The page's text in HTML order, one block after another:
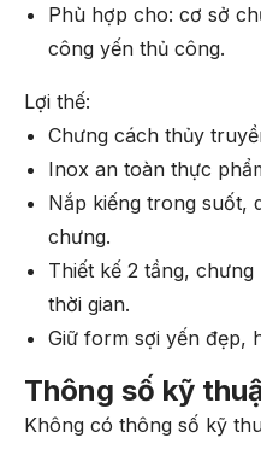
Phù hợp cho: cơ sở
công yến thủ công.
Lợi thế:
Chưng cách thủy
Inox an toàn thực
Nắp kiếng trong suốt,
chưng.
Thiết kế 2 tầng,
thời gian.
Giữ form sợi yến đẹp,
Thông số kỹ
Không có thông số kỹ